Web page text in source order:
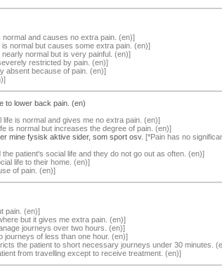
normal and causes no extra pain. (en)]
normal but causes some extra pain. (en)]
normal but is very painful. (en)]
restricted by pain. (en)]
absent because of pain. (en)]
to lower back pain. (en)
life is normal and gives me no extra pain. (en)]
is normal but increases the degree of pain. (en)]
mine fysisk aktive sider, som sport osv. [*Pain has no
patient's social life and they do not go out as often. (en)]
life to their home. (en)]
of pain. (en)]
pain. (en)]
but it gives me extra pain. (en)]
journeys over two hours. (en)]
journeys of less than one hour. (en)]
the patient to short necessary journeys under 30 minutes.
from travelling except to receive treatment. (en)]